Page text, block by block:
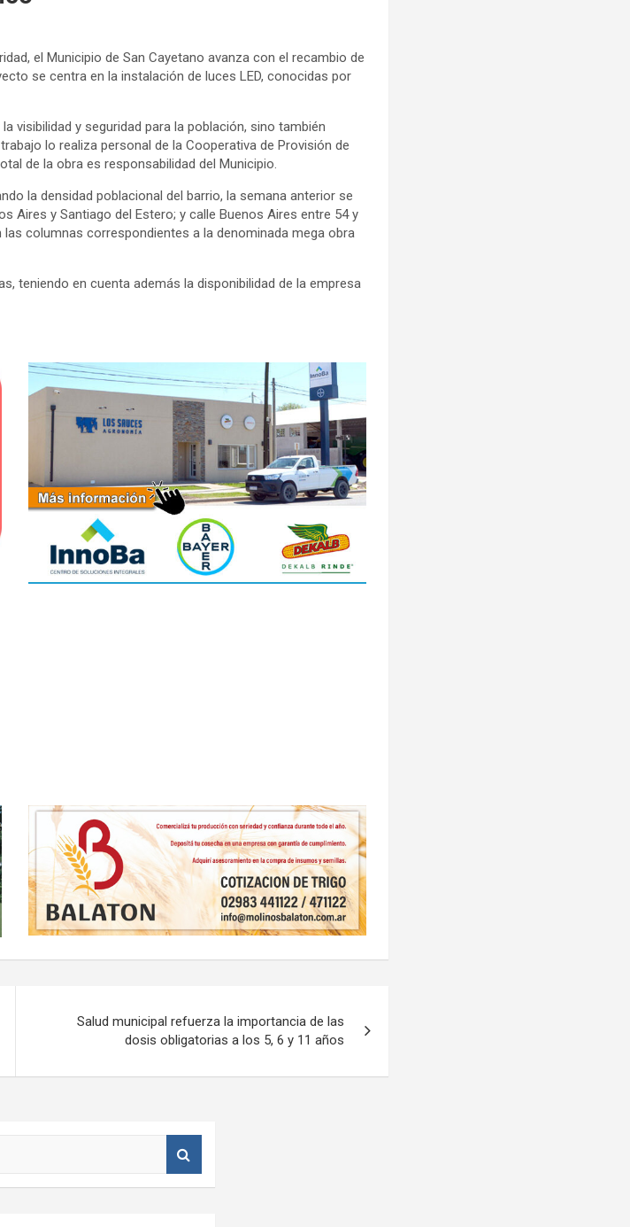
el Municipio de San Cayetano avanza con el recambio de
se centra en la instalación de luces LED, conocidas por
visibilidad y seguridad para la población, sino también
lo realiza personal de la Cooperativa de Provisión de
de la obra es responsabilidad del Municipio.
la densidad poblacional del barrio, la semana anterior se
Aires y Santiago del Estero; y calle Buenos Aires entre 54 y
columnas correspondientes a la denominada mega obra
teniendo en cuenta además la disponibilidad de la empresa
Salud municipal refuerza la importancia de las
dosis obligatorias a los 5, 6 y 11 años